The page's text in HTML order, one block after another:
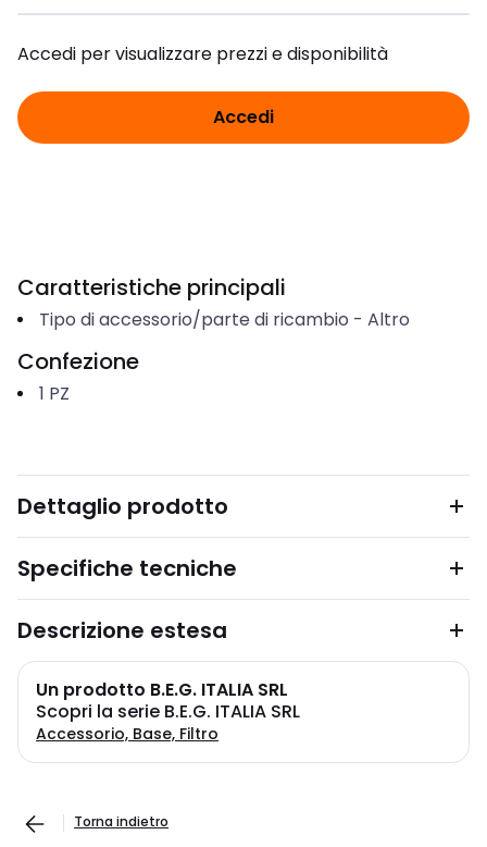
Accedi per visualizzare prezzi e disponibilità
Accedi
Caratteristiche principali
Tipo di accessorio/parte di ricambio - Altro
Confezione
1 PZ
Dettaglio prodotto
Specifiche tecniche
Descrizione estesa
Un prodotto B.E.G. ITALIA SRL
Scopri la serie B.E.G. ITALIA SRL
Accessorio, Base, Filtro
Torna indietro